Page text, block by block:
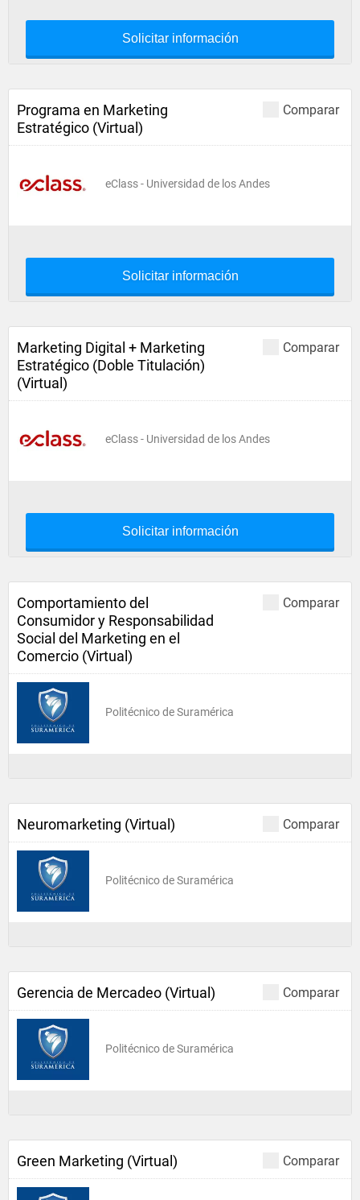
Solicitar información
Comparar
Programa en Marketing
Estratégico (Virtual)
eClass - Universidad de los Andes
Solicitar información
Comparar
Marketing Digital + Marketing
Estratégico (Doble Titulación)
(Virtual)
eClass - Universidad de los Andes
Solicitar información
Comparar
Comportamiento del
Consumidor y Responsabilidad
Social del Marketing en el
Comercio (Virtual)
Politécnico de Suramérica
Comparar
Neuromarketing (Virtual)
Politécnico de Suramérica
Comparar
Gerencia de Mercadeo (Virtual)
Politécnico de Suramérica
Comparar
Green Marketing (Virtual)